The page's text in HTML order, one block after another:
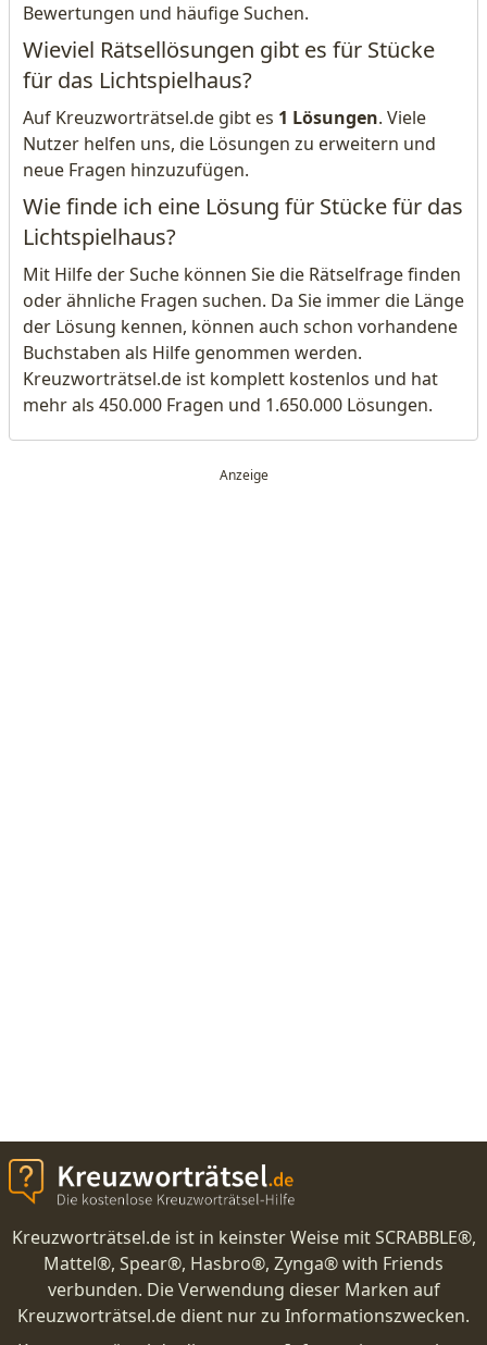
Bewertungen und häufige Suchen.
Wieviel Rätsellösungen gibt es für Stücke
für das Lichtspielhaus?
Auf Kreuzworträtsel.de gibt es 1 Lösungen. Viele
Nutzer helfen uns, die Lösungen zu erweitern und
neue Fragen hinzuzufügen.
Wie finde ich eine Lösung für Stücke für das
Lichtspielhaus?
Mit Hilfe der Suche können Sie die Rätselfrage finden
oder ähnliche Fragen suchen. Da Sie immer die Länge
der Lösung kennen, können auch schon vorhandene
Buchstaben als Hilfe genommen werden.
Kreuzworträtsel.de ist komplett kostenlos und hat
mehr als 450.000 Fragen und 1.650.000 Lösungen.
Kreuzworträtsel.de ist in keinster Weise mit SCRABBLE®,
Mattel®, Spear®, Hasbro®, Zynga® with Friends
verbunden. Die Verwendung dieser Marken auf
Kreuzworträtsel.de dient nur zu Informationszwecken.